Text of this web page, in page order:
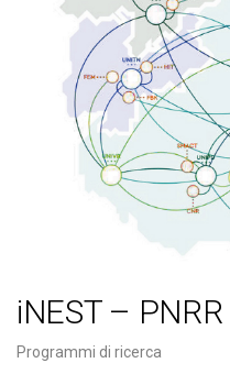
iNEST –
Programmi di ricerca